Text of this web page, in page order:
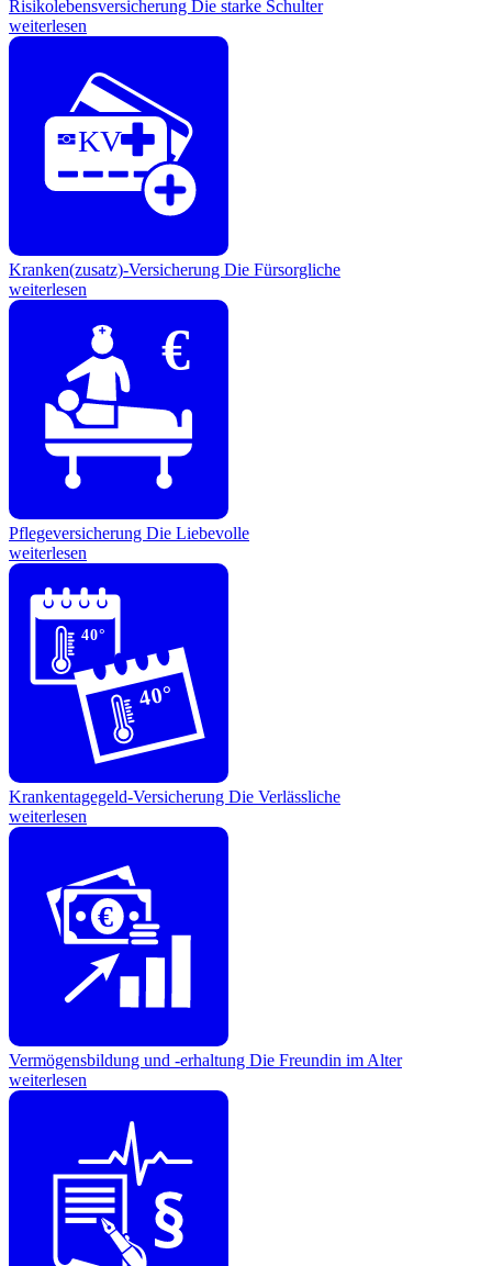
Risikolebensversicherung Die starke Schulter
weiterlesen
KV
Kranken(zusatz)-Versicherung Die Fürsorgliche
weiterlesen
€
Pflegeversicherung Die Liebevolle
weiterlesen
40°
40°
Krankentagegeld-Versicherung Die Verlässliche
weiterlesen
€
Vermögensbildung und -erhaltung Die Freundin im Alter
weiterlesen